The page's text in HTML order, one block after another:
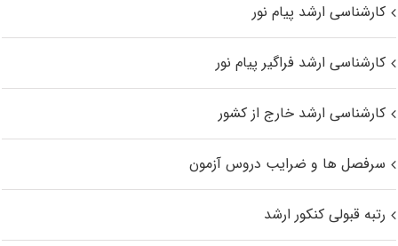
کارشناسی ارشد پیام نور
کارشناسی ارشد فراگیر پیام نور
کارشناسی ارشد خارج از کشور
سرفصل ها و ضرایب دروس آزمون
رتبه قبولی کنکور ارشد